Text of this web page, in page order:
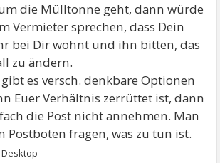
die Mülltonne geht, dann würde
Vermieter sprechen, dass Dein
bei Dir wohnt und ihn bitten, das
zu ändern.
es versch. denkbare Optionen
Euer Verhältnis zerrüttet ist, dann
die Post nicht annehmen. Man
Postboten fragen, was zu tun ist.